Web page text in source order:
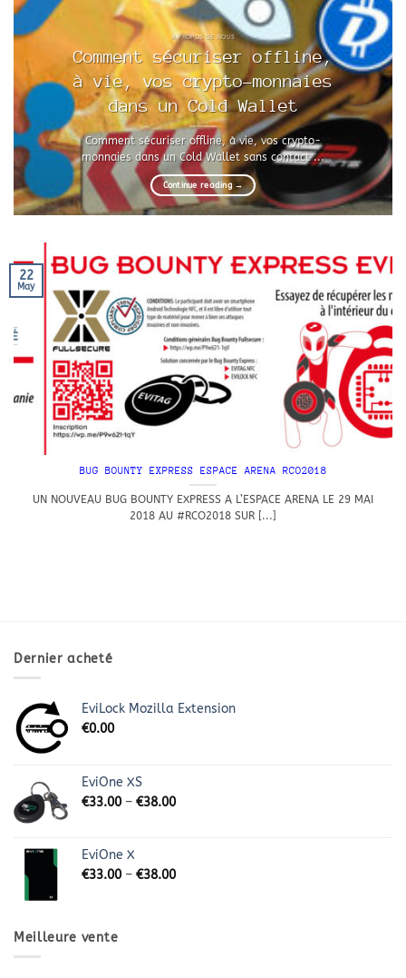
A PROPOS DE NOUS
Comment sécuriser offline,
à vie, vos crypto-monnaies
dans un Cold Wallet
Comment sécuriser offline, à vie, vos crypto-
monnaies dans un Cold Wallet sans contact ...
Continue reading →
BUG BOUNTY EXPRESS ESPACE ARENA RCO2018
UN NOUVEAU BUG BOUNTY EXPRESS A L’ESPACE ARENA LE 29 MAI
2018 AU #RCO2018 SUR [...]
22
May
Dernier acheté
EviLock Mozilla Extension
€0.00
EviOne XS
€33.00– €38.00
EviOne X
€33.00– €38.00
Meilleure vente